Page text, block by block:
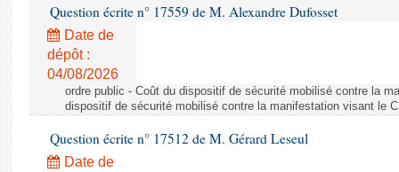
Question écrite n° 17559 de M. Alexandre Dufosset
Date de
dépôt :
04/08/2026
ordre public - Coût du dispositif de sécurité mobilisé contre la
dispositif de sécurité mobilisé contre la manifestation visant le
Question écrite n° 17512 de M. Gérard Leseul
Date de